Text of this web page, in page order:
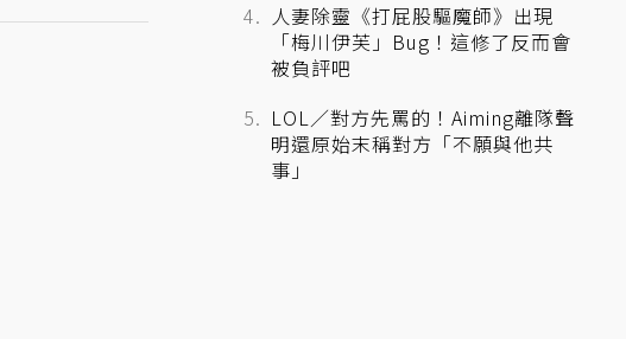
人妻除靈《打屁股驅魔師》出現
「梅川伊芙」Bug！這修了反而會
被負評吧
LOL／對方先罵的！Aiming離隊聲
明還原始末稱對方「不願與他共
事」